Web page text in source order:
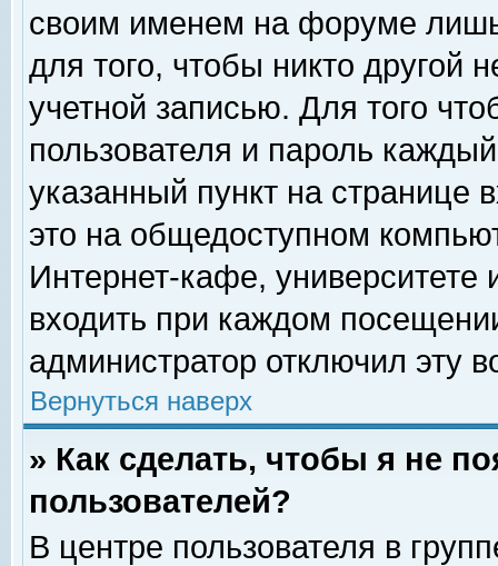
своим именем на форуме
для того, чтобы никто другой
учетной записью. Для того
пользователя и пароль
указанный пункт на
это на общедоступном
Интернет-кафе, университете
входить при каждом
администратор отключил эту
Вернуться наверх
» Как сделать, чтобы я не
пользователей?
В центре пользователя в